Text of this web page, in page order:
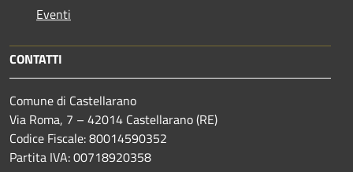
Eventi
CONTATTI
Comune di Castellarano
Via Roma, 7 – 42014 Castellarano (RE)
Codice Fiscale: 80014590352
Partita IVA: 00718920358